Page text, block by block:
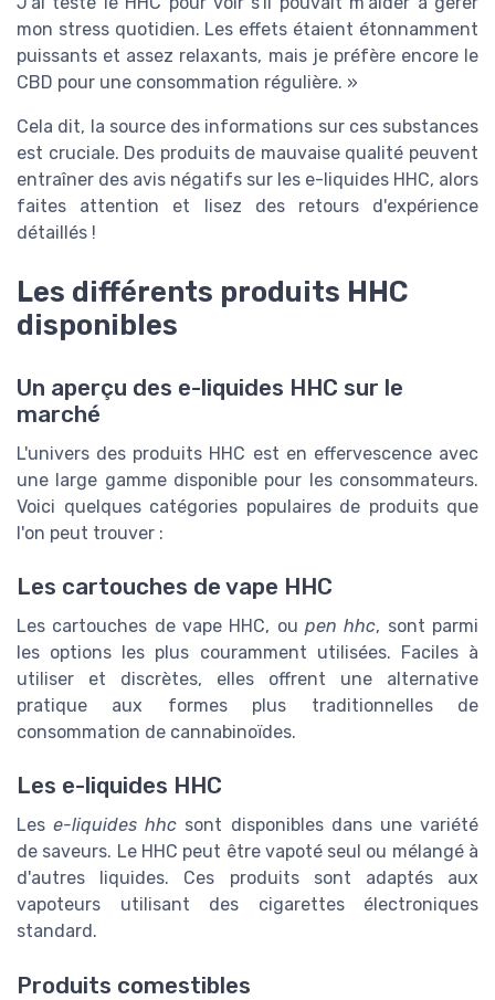
mon stress quotidien. Les effets étaient étonnamment
puissants et assez relaxants, mais je préfère encore le
CBD pour une consommation régulière. »
Cela dit, la source des informations sur ces substances
est cruciale. Des produits de mauvaise qualité peuvent
entraîner des avis négatifs sur les e-liquides HHC, alors
faites attention et lisez des retours d'expérience
détaillés !
Les différents produits HHC
disponibles
Un aperçu des e-liquides HHC sur le
marché
L'univers des produits HHC est en effervescence avec
une large gamme disponible pour les consommateurs.
Voici quelques catégories populaires de produits que
l'on peut trouver :
Les cartouches de vape HHC
Les cartouches de vape HHC, ou pen hhc, sont parmi
les options les plus couramment utilisées. Faciles à
utiliser et discrètes, elles offrent une alternative
pratique aux formes plus traditionnelles de
consommation de cannabinoïdes.
Les e-liquides HHC
Lese-liquides hhc sont disponibles dans une variété
de saveurs. Le HHC peut être vapoté seul ou mélangé à
d'autres liquides. Ces produits sont adaptés aux
vapoteurs utilisant des cigarettes électroniques
standard.
Produits comestibles